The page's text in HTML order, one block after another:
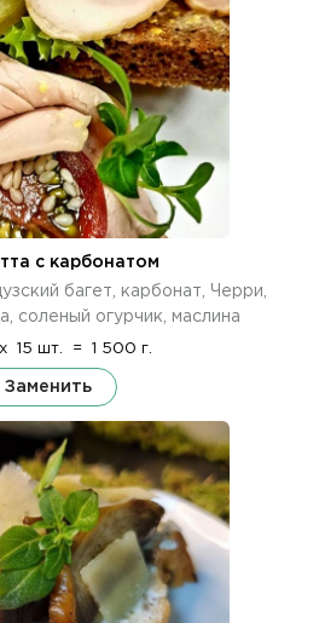
с карбонатом
багет, карбонат, Черри,
соленый огурчик, маслина
x 15 шт. = 1 500 г.
Заменить